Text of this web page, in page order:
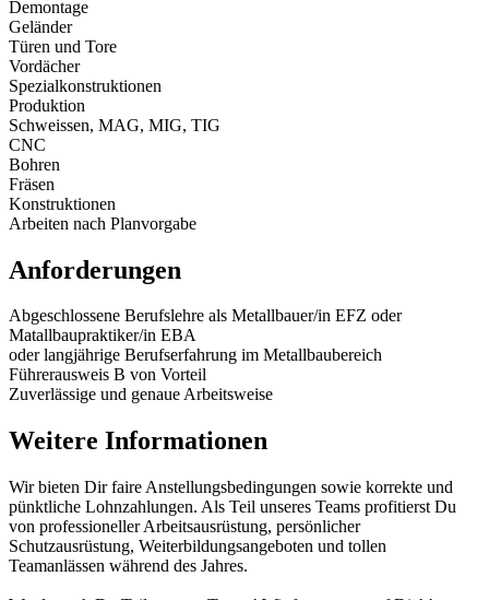
Demontage
Geländer
Türen und Tore
Vordächer
Spezialkonstruktionen
Produktion
Schweissen, MAG, MIG, TIG
CNC
Bohren
Fräsen
Konstruktionen
Arbeiten nach Planvorgabe
Anforderungen
Abgeschlossene Berufslehre als Metallbauer/in EFZ oder
Matallbaupraktiker/in EBA
oder langjährige Berufserfahrung im Metallbaubereich
Führerausweis B von Vorteil
Zuverlässige und genaue Arbeitsweise
Weitere Informationen
Wir bieten Dir faire Anstellungsbedingungen sowie korrekte und
pünktliche Lohnzahlungen. Als Teil unseres Teams profitierst Du
von professioneller Arbeitsausrüstung, persönlicher
Schutzausrüstung, Weiterbildungsangeboten und tollen
Teamanlässen während des Jahres.